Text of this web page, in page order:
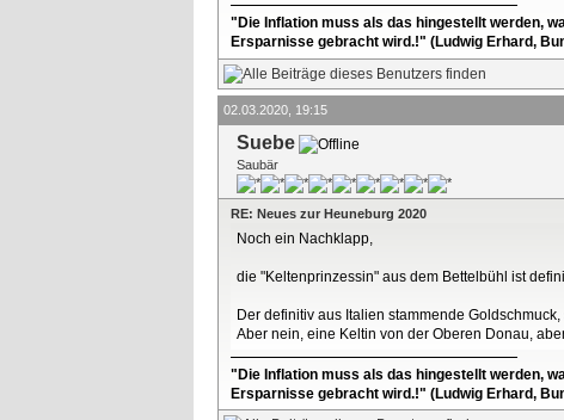
"Die Inflation muss als das hingestellt werden,
Ersparnisse gebracht wird.!" (Ludwig Erhard,
02.03.2020, 19:15
Suebe
Saubär
RE: Neues zur Heuneburg 2020
Noch ein Nachklapp,
die "Keltenprinzessin" aus dem Bettelbühl ist
Der definitiv aus Italien stammende
Aber nein, eine Keltin von der Oberen Donau,
"Die Inflation muss als das hingestellt werden,
Ersparnisse gebracht wird.!" (Ludwig Erhard,